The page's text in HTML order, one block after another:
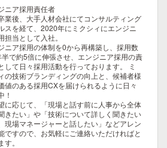
ニア採用責任者
業後、大手人材会社にてコンサルティング
スを経て、2020年にミクシィにエンジニ
担当として入社。
ニア採用の体制を0から再構築し、採用数
半で約5倍に伸張させ、エンジニア採用の責
して日々採用活動を行っております。
ミ
の技術ブランディングの向上と、候補者様
値のある採用CXを届けられるように日々
！
に応じて、「現場と話す前に人事から全体
きたい」や「技術について詳しく聞きたい
現場マネージャーと話したい」などアレン
ですので、お気軽にご連絡いただければと
す。